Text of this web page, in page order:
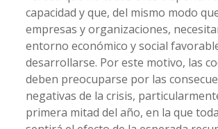
capacidad y que, del mismo modo
empresas y organizaciones,
entorno económico y social
desarrollarse. Por este motivo, las
deben preocuparse por las
negativas de la crisis,
primera mitad del año, en la que